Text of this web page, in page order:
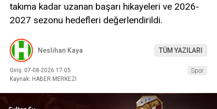
takıma kadar uzanan başarı hikayeleri ve 2026-
2027 sezonu hedefleri değerlendirildi.
Neslihan Kaya TÜM YAZILARI
Giriş: 07-08-2026 17:05
Kaynak: HABER MERKEZI
Spor